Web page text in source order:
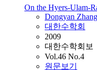
On the Hyers-Ulam-
Dongyan Zhang
대한수학회
2009
대한수학회보
Vol.46 No.4
원문보기